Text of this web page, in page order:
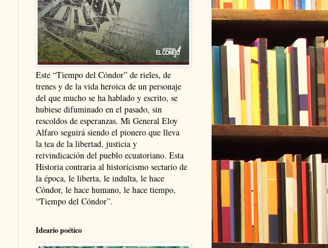
Este “Tiempo del Cóndor” de rieles, de
trenes y de la vida heroica de un personaje
del que mucho se ha hablado y escrito, se
hubiese difuminado en el pasado, sin
rescoldos de esperanzas. Mi General Eloy
Alfaro seguirá siendo el pionero que lleva
la tea de la libertad, justicia y
reivindicación del pueblo ecuatoriano. Esta
Historia contraria al historicismo sectario de
la época, le liberta, le indulta, le hace
Cóndor, le hace humano, le hace tiempo,
“Tiempo del Cóndor”.
Ideario poético